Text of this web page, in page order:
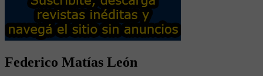
Federico Matías León